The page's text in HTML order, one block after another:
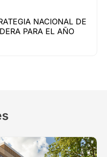
NACIONAL DE
PARA EL AÑO